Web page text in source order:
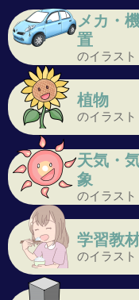
メカ・
置
のイラスト
植物
のイラスト
天気・
象
のイラスト
学習教
のイラスト